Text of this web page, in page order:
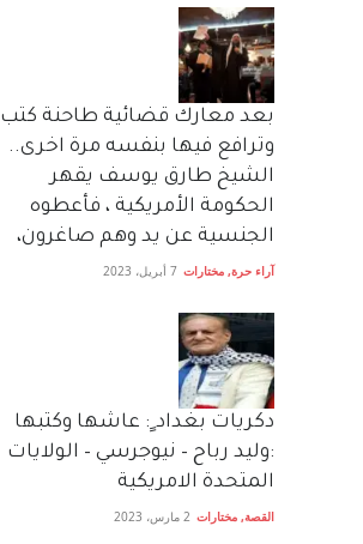
بعد معارك قضائية طاحنة كتب
وترافع فيها بنفسه مرة اخرى..
الشيخ طارق يوسف يقهر
الحكومة الأمريكية ، فأعطوه
الجنسية عن يد وهم صاغرون،
آراء حرة, مختارات 7 أبريل، 2023
دكريات بغداد ٍ: عاشها وكتبها
:وليد رباح – نيوجرسي – الولايات
المتحدة الامريكية
القصة, مختارات 2 مارس، 2023